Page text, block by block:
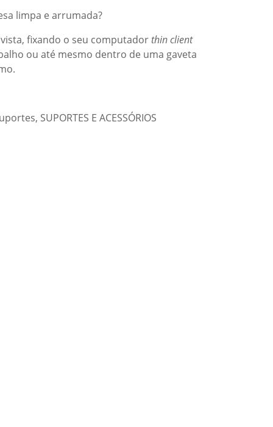
limpa e arrumada?
fixando o seu computador thin client
ou até mesmo dentro de uma gaveta
, SUPORTES E ACESSÓRIOS